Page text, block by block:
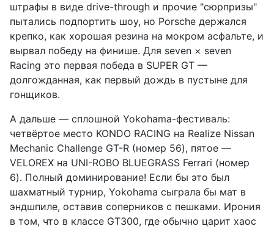
штрафы в виде drive-through и прочие "сюрпризы"
пытались подпортить шоу, но Porsche держался
крепко, как хорошая резина на мокром асфальте, и
вырвал победу на финише. Для seven × seven
Racing это первая победа в SUPER GT —
долгожданная, как первый дождь в пустыне для
гонщиков.
А дальше — сплошной Yokohama-фестиваль:
четвёртое место KONDO RACING на Realize Nissan
Mechanic Challenge GT-R (номер 56), пятое —
VELOREX на UNI-ROBO BLUEGRASS Ferrari (номер
6). Полный доминирование! Если бы это был
шахматный турнир, Yokohama сыграла бы мат в
эндшпиле, оставив соперников с пешками. Ирония
в том, что в классе GT300, где обычно царит хаос